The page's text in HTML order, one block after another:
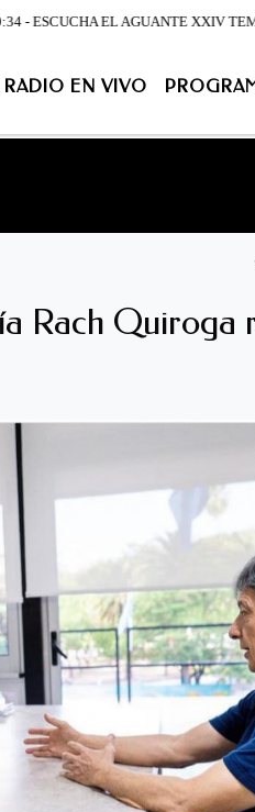
EL AGUANTE XXIV
FOTOS ARCHIVO
RADIO EN VIVO
Rach Quiroga